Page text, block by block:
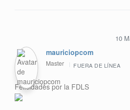
10
mauriciopcom
Master FUERA DE LÍNEA
Felicidades por la FDLS